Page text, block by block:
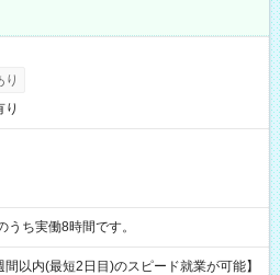
り
り
※表記のうち実働8時間です。
以内(最短2日目)のスピード就業が可能】